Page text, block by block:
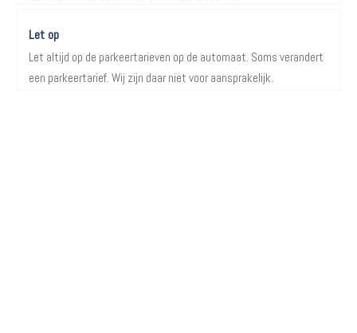
Let op
Let altijd op de parkeertarieven op de automaat. Soms verandert
een parkeertarief. Wij zijn daar niet voor aansprakelijk.